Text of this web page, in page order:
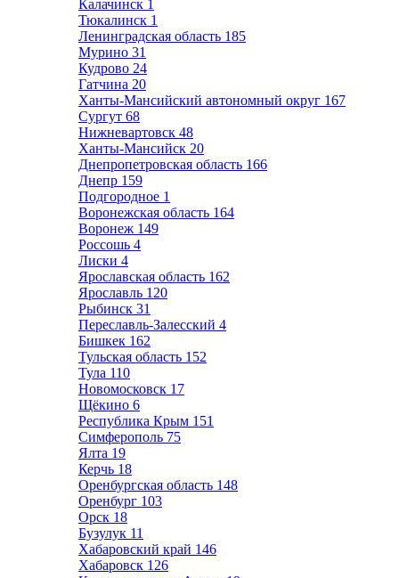
Калачинск 1
Тюкалинск 1
Ленинградская область 185
Мурино 31
Кудрово 24
Гатчина 20
Ханты-Мансийский автономный округ 167
Сургут 68
Нижневартовск 48
Ханты-Мансийск 20
Днепропетровская область 166
Днепр 159
Подгородное 1
Воронежская область 164
Воронеж 149
Россошь 4
Лиски 4
Ярославская область 162
Ярославль 120
Рыбинск 31
Переславль-Залесский 4
Бишкек 162
Тульская область 152
Тула 110
Новомосковск 17
Щёкино 6
Республика Крым 151
Симферополь 75
Ялта 19
Керчь 18
Оренбургская область 148
Оренбург 103
Орск 18
Бузулук 11
Хабаровский край 146
Хабаровск 126